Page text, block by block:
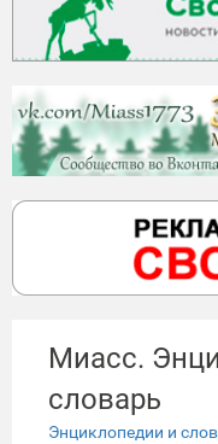
Миасс.
словарь
Энциклопедии и